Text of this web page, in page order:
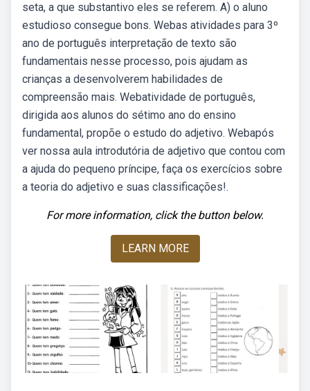
seta, a que substantivo eles se referem. A) o aluno
estudioso consegue bons. Webas atividades para 3º
ano de português interpretação de texto são
fundamentais nesse processo, pois ajudam as
crianças a desenvolverem habilidades de
compreensão mais. Webatividade de português,
dirigida aos alunos do sétimo ano do ensino
fundamental, propõe o estudo do adjetivo. Webapós
ver nossa aula introdutória de adjetivo que contou com
a ajuda do pequeno príncipe, faça os exercícios sobre
a teoria do adjetivo e suas classificações!.
For more information, click the button below.
LEARN MORE